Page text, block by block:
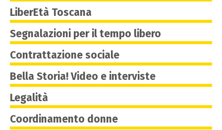
LiberEtà Toscana
Segnalazioni per il tempo libero
Contrattazione sociale
Bella Storia! Video e interviste
Legalità
Coordinamento donne